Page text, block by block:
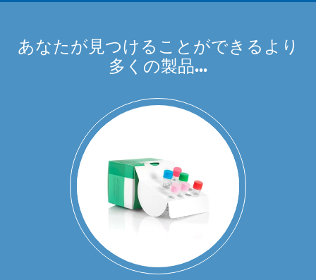
あなたが見つけることができるより
多くの製品...